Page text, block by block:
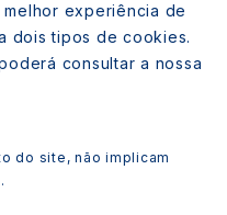
fixa)
melhor experiência de
dois tipos de cookies.
consultar a nossa
do site, não implicam